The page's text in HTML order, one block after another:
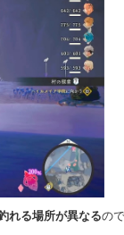
れる場所が異なるの